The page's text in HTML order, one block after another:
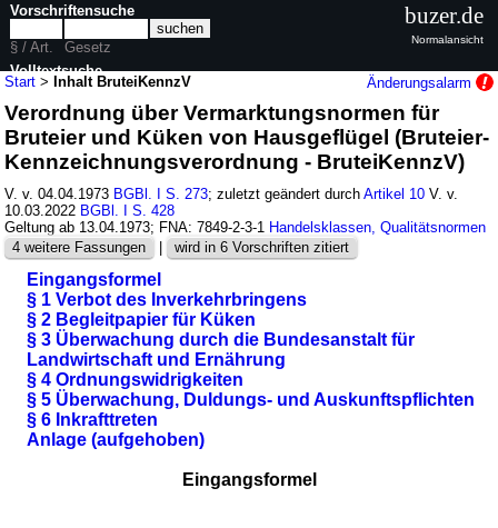
Start >Inhalt BruteiKennzV Änderungsalarm
Verordnung über Vermarktungsnormen für
Bruteier und Küken von Hausgeflügel (Bruteier-
Kennzeichnungsverordnung - BruteiKennzV)
V. v. 04.04.1973 BGBl. I S. 273; zuletzt geändert durchArtikel 10 V. v.
10.03.2022 BGBl. I S. 428
Geltung ab 13.04.1973; FNA: 7849-2-3-1 Handelsklassen, Qualitätsnormen
4 weitere Fassungen
| wird in 6 Vorschriften zitiert
Eingangsformel
§ 1 Verbot des Inverkehrbringens
§ 2 Begleitpapier für Küken
§ 3 Überwachung durch die Bundesanstalt für
Landwirtschaft und Ernährung
§ 4 Ordnungswidrigkeiten
§ 5 Überwachung, Duldungs- und Auskunftspflichten
§ 6 Inkrafttreten
Anlage (aufgehoben)
Eingangsformel
Vorschriftensuche
§ / Art.
Gesetz
Volltextsuche
nur in BruteiKennzV
buzer.de
Normalansicht